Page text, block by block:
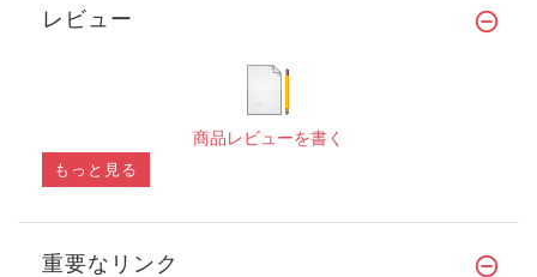
レビュー
商品レビューを書く
もっと見る
重要なリンク